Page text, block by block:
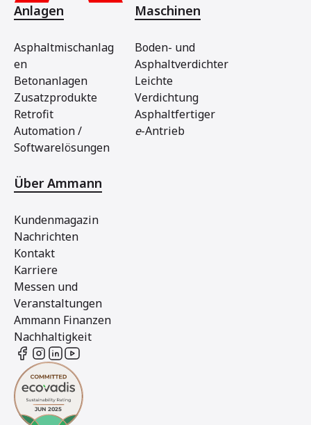
Anlagen
Asphaltmischanlag
en
Betonanlagen
Zusatzprodukte
Retrofit
Automation /
Softwarelösungen
Maschinen
Boden- und
Asphaltverdichter
Leichte
Verdichtung
Asphaltfertiger
e-Antrieb
Über Ammann
Kundenmagazin
Nachrichten
Kontakt
Karriere
Messen und
Veranstaltungen
Ammann Finanzen
Nachhaltigkeit